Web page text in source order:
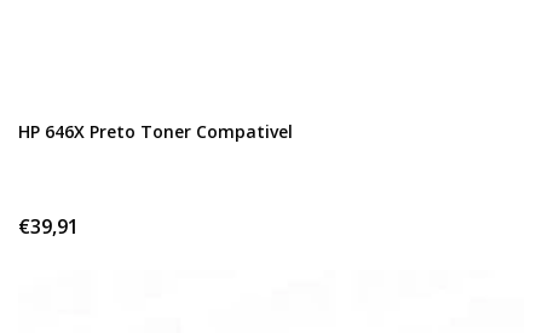
HP 646X Preto Toner Compativel
€39,91